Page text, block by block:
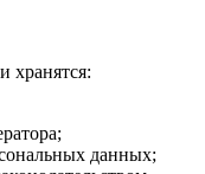
хранятся:
данных;